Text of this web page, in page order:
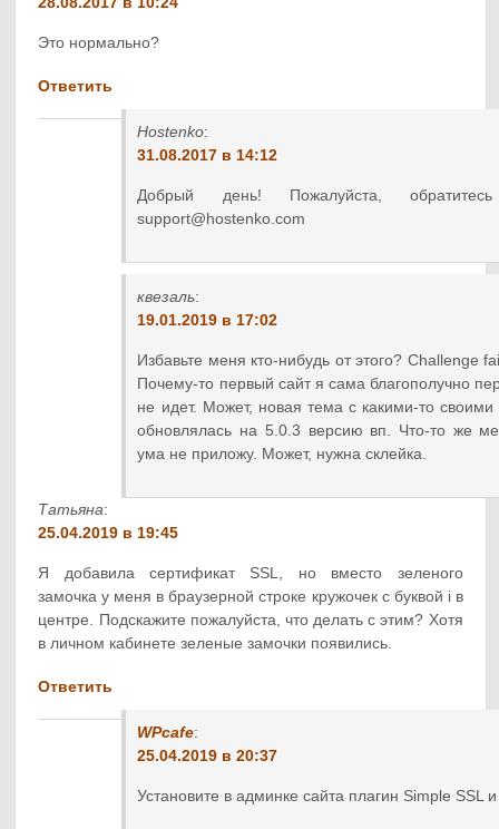
Это нормально?
Ответить
Hostenko:
31.08.2017 в 14:12
Добрый день! Пожалуйста,
support@hostenko.com
квезаль:
19.01.2019 в 17:02
Избавьте меня кто-нибудь от этого? Challenge
Почему-то первый сайт я сама благополучно
не идет. Может, новая тема с какими-то
обновлялась на 5.0.3 версию вп. Что-то же
ума не приложу. Может, нужна склейка.
Татьяна:
25.04.2019 в 19:45
Я добавила сертификат SSL, но вместо зеленого
замочка у меня в браузерной строке кружочек с буквой i в
центре. Подскажите пожалуйста, что делать с этим? Хотя
в личном кабинете зеленые замочки появились.
Ответить
WPcafe:
25.04.2019 в 20:37
Установите в админке сайта плагин Simple SSL и